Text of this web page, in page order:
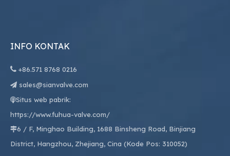
INFO KONTAK
 +86.571 8768 0216
 sales@sianvalve.com
Situs web pabrik:
https://www.fuhua-valve.com/
6 / F, Minghao Building, 1688 Binsheng Road, Binjiang
District, Hangzhou, Zhejiang, Cina (Kode Pos: 310052)